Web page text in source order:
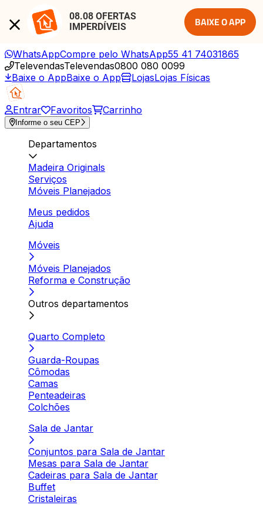
08.08 OFERTAS
IMPERDÍVEIS
BAIXE O APP
WhatsAppCompre pelo WhatsApp55 41 74031865
TelevendasTelevendas0800 080 0099
Baixe o AppBaixe o App LojasLojas Físicas
Entrar Favoritos Carrinho
Informe o seu CEP
Departamentos
Madeira Originals
Serviços
Móveis Planejados
Meus pedidos
Ajuda
Móveis
Móveis Planejados
Reforma e Construção
Outros departamentos
Quarto Completo
Guarda-Roupas
Cômodas
Camas
Penteadeiras
Colchões
Sala de Jantar
Conjuntos para Sala de Jantar
Mesas para Sala de Jantar
Cadeiras para Sala de Jantar
Buffet
Cristaleiras